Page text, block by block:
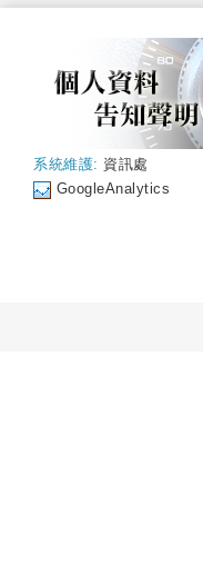
系統維護: 資訊處
GoogleAnalytics